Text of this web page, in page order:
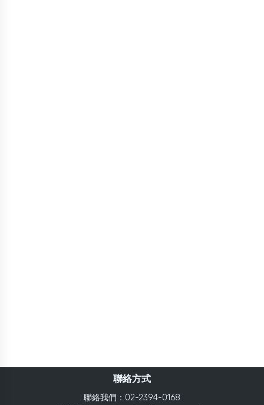
聯絡方式
聯絡我們：02-2394-0168